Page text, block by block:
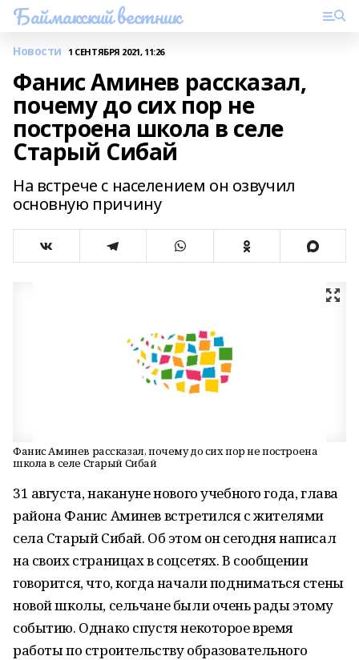
Баймакский вестник
Новости 1 СЕНТЯБРЯ 2021, 11:26
Фанис Аминев рассказал,
почему до сих пор не
построена школа в селе
Старый Сибай
На встрече с населением он озвучил
основную причину
Фанис Аминев рассказал, почему до сих пор не построена
школа в селе Старый Сибай
31 августа, накануне нового учебного года, глава
района Фанис Аминев встретился с жителями
села Старый Сибай. Об этом он сегодня написал
на своих страницах в соцсетях. В сообщении
говорится, что, когда начали подниматься стены
новой школы, сельчане были очень рады этому
событию. Однако спустя некоторое время
работы по строительству образовательного